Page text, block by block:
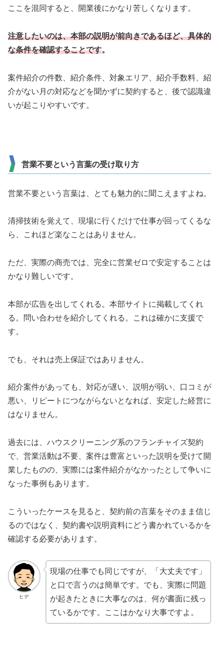
ここを混同すると、開業後にかなり苦しくなります。
注意したいのは、本部の説明が前向きであるほど、具体的
な条件を確認することです。
案件紹介の件数、紹介条件、対象エリア、紹介手数料、紹
介がない月の対応などを聞かずに契約すると、後で認識違
いが起こりやすいです。
営業不要という言葉の受け取り方
営業不要という言葉は、とても魅力的に聞こえますよね。
清掃技術を覚えて、現場に行くだけで仕事が回ってくるな
ら、これほど楽なことはありません。
ただ、実際の商売では、完全に営業ゼロで安定することは
かなり難しいです。
本部が広告を出してくれる。本部サイトに掲載してくれ
る。問い合わせを紹介してくれる。これは確かに支援で
す。
でも、それは売上保証ではありません。
紹介案件があっても、対応が遅い、説明が弱い、口コミが
悪い、リピートにつながらないとなれば、安定した経営に
はなりません。
過去には、ハウスクリーニング系のフランチャイズ契約
で、営業活動は不要、案件は豊富といった説明を受けて開
業したものの、実際には案件紹介がなかったとして争いに
なった事例もあります。
こういったケースを見ると、契約前の言葉をそのまま信じ
るのではなく、契約書や説明資料にどう書かれているかを
確認する必要があります。
ヒデ
現場の仕事でも同じですが、「大丈夫です」
と口で言うのは簡単です。でも、実際に問題
が起きたときに大事なのは、何が書面に残っ
ているかです。ここはかなり大事ですよ。